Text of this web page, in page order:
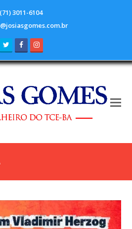
(71) 3011-6104
TwitterFacebook